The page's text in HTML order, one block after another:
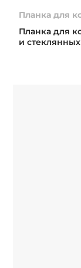
Планка для
Планка для
и